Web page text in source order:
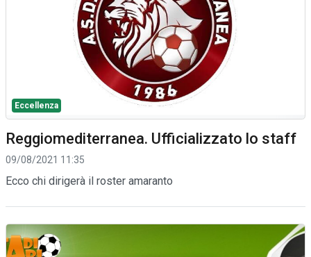
Eccellenza
Reggiomediterranea. Ufficializzato lo staff
09/08/2021 11:35
Ecco chi dirigerà il roster amaranto